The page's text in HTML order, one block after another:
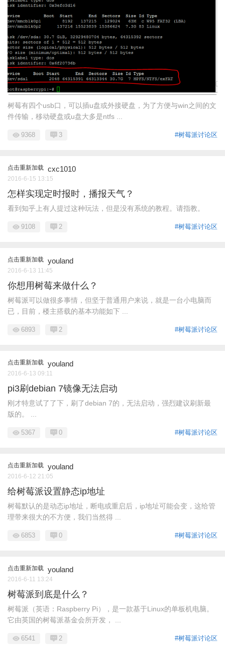
树莓有四个usb口，可以插u盘或外接硬盘，为了方便与win之间的文
件传输，移动硬盘或u盘大多是ntfs ...
#树莓派讨论区
9368 3
点击重新加载 cxc1010
2016-6-15 13:15
怎样实现定时报时，播报天气？
看到知乎上有人提过这种玩法，但是没有系统的教程。请指教。
#树莓派讨论区
9108 2
点击重新加载 youland
2016-6-13 11:45
你想用树莓来做什么？
树莓派可以做很多事情，但坚于普通用户来说，就是一台小电脑而
已，目前，楼主搭载的基本功能如下 ...
#树莓派讨论区
6893 2
点击重新加载 youland
2016-6-13 09:11
pi3刷debian 7镜像无法启动
刚才特意试了了下，刷了debian 7的，无法启动，强烈建议刷新最
版的。 ...
#树莓派讨论区
5367 0
点击重新加载 youland
2016-6-12 21:05
给树莓派设置静态ip地址
树莓默认的是动态ip地址，断电或重启后，ip地址可能会变，这给管
理带来很大的不方便，我们当然得 ...
#树莓派讨论区
6853 0
点击重新加载 youland
2016-6-11 13:24
树莓派到底是什么？
树莓派（英语：Raspberry Pi），是一款基于Linux的单板机电脑。
它由英国的树莓派基金会所开发， ...
#树莓派讨论区
6541 2